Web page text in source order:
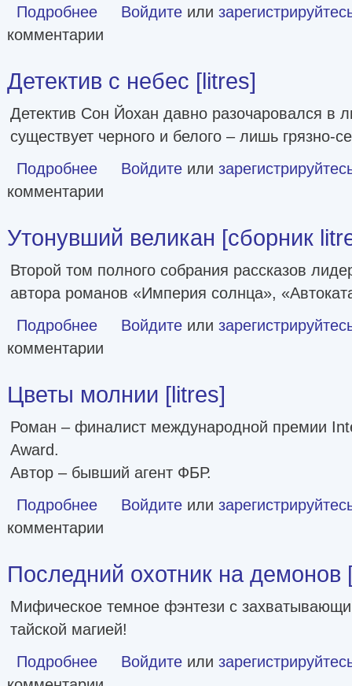
Подробнее о Выжить в джунглях [litres]
Войдите или
комментарии
Детектив с небес [litres]
Детектив Сон Йохан давно разочаровался в
существует черного и белого – лишь грязно-
Подробнее о Детектив с небес [litres]
Войдите или
комментарии
Утонувший великан [сборник
Второй том полного собрания рассказов
автора романов «Империя солнца»,
Подробнее о Утонувший великан [сборник litres]
Войдите или
комментарии
Цветы молнии [litres]
Роман – финалист международной премии
Award.
Автор – бывший агент ФБР.
Подробнее о Цветы молнии [litres]
Войдите или
комментарии
Последний охотник на демонов
Мифическое темное фэнтези с
тайской магией!
Подробнее о Последний охотник на демонов [litres]
Войдите или